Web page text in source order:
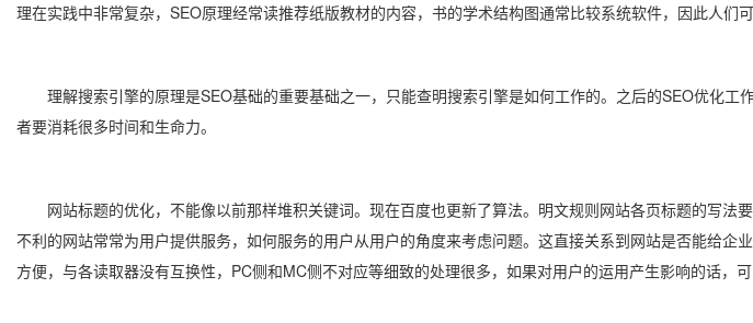
理在实践中非常复杂，SEO原理经常读推荐纸版教材的内容，书的学术结构图通常比较系统软件，因此人们
理解搜索引擎的原理是SEO基础的重要基础之一，只能查明搜索引擎是如何工作的。之后的SEO优化工
者要消耗很多时间和生命力。
网站标题的优化，不能像以前那样堆积关键词。现在百度也更新了算法。明文规则网站各页标题的写法
不利的网站常常为用户提供服务，如何服务的用户从用户的角度来考虑问题。这直接关系到网站是否能给
方便，与各读取器没有互换性，PC侧和MC侧不对应等细致的处理很多，如果对用户的运用产生影响的话，